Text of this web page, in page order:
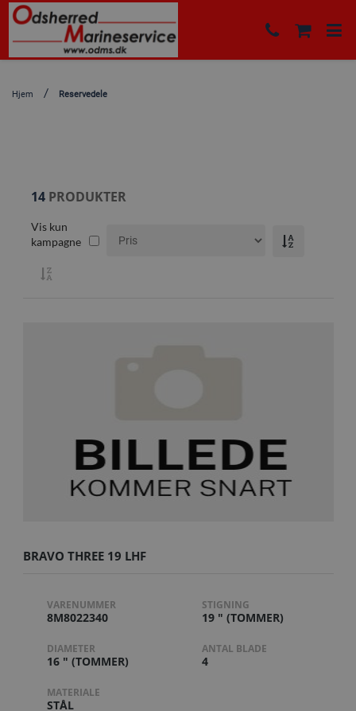
Hjem Reservedele
14PRODUKTER
Vis kun
kampagne
BRAVO THREE 19 LHF
VARENUMMER
8M8022340
STIGNING
19 " (TOMMER)
DIAMETER
16 " (TOMMER)
ANTAL BLADE
4
MATERIALE
STÅL